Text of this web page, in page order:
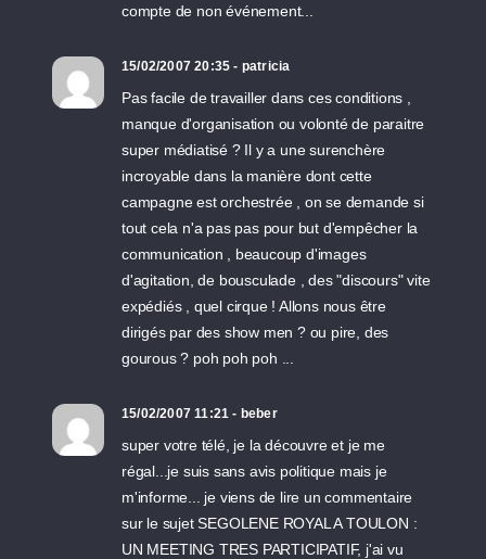
compte de non événement...
15/02/2007 20:35 - patricia
Pas facile de travailler dans ces conditions ,
manque d'organisation ou volonté de paraitre
super médiatisé ? Il y a une surenchère
incroyable dans la manière dont cette
campagne est orchestrée , on se demande si
tout cela n'a pas pas pour but d'empêcher la
communication , beaucoup d'images
d'agitation, de bousculade , des "discours" vite
expédiés , quel cirque ! Allons nous être
dirigés par des show men ? ou pire, des
gourous ? poh poh poh ...
15/02/2007 11:21 - beber
super votre télé, je la découvre et je me
régal...je suis sans avis politique mais je
m'informe... je viens de lire un commentaire
sur le sujet SEGOLENE ROYAL A TOULON :
UN MEETING TRES PARTICIPATIF, j'ai vu